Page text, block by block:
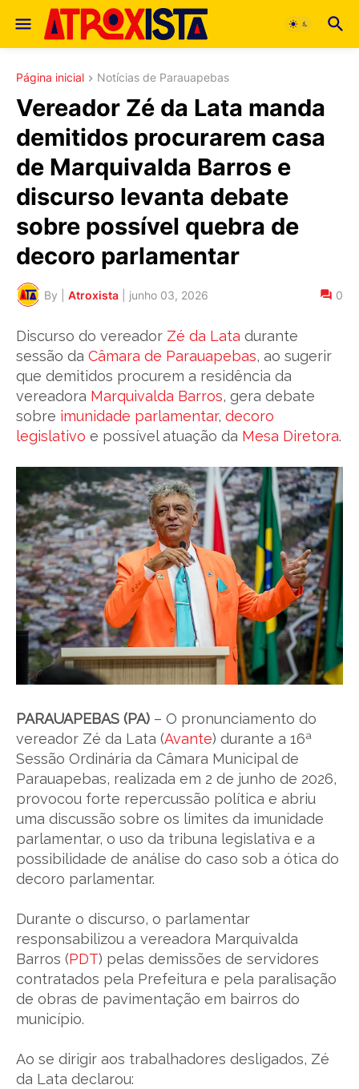
Página inicial Notícias de Parauapebas
Vereador Zé da Lata manda
demitidos procurarem casa
de Marquivalda Barros e
discurso levanta debate
sobre possível quebra de
decoro parlamentar
By | Atroxista junho 03, 2026 0
Discurso do vereador Zé da Lata durante
sessão da Câmara de Parauapebas, ao sugerir
que demitidos procurem a residência da
vereadora Marquivalda Barros, gera debate
sobre imunidade parlamentar, decoro
legislativo e possível atuação da Mesa Diretora.
PARAUAPEBAS (PA) – O pronunciamento do
vereador Zé da Lata (Avante) durante a 16ª
Sessão Ordinária da Câmara Municipal de
Parauapebas, realizada em 2 de junho de 2026,
provocou forte repercussão política e abriu
uma discussão sobre os limites da imunidade
parlamentar, o uso da tribuna legislativa e a
possibilidade de análise do caso sob a ótica do
decoro parlamentar.
Durante o discurso, o parlamentar
responsabilizou a vereadora Marquivalda
Barros (PDT) pelas demissões de servidores
contratados pela Prefeitura e pela paralisação
de obras de pavimentação em bairros do
município.
Ao se dirigir aos trabalhadores desligados, Zé
da Lata declarou: